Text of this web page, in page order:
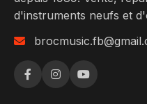
d'instruments neufs et